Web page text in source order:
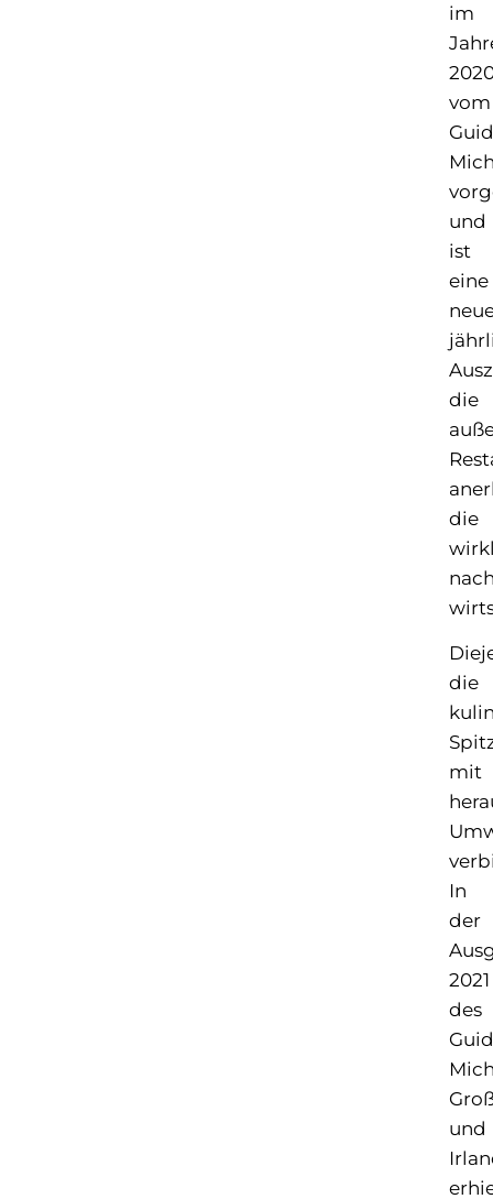
im
vom
und
ist
eine
die
die
die
mit
In
der
2021
des
und